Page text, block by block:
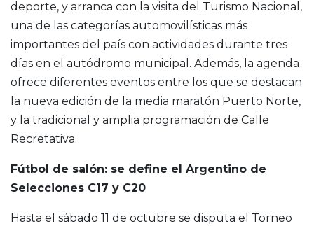
deporte, y arranca con la visita del Turismo Nacional,
una de las categorías automovilísticas más
importantes del país con actividades durante tres
días en el autódromo municipal. Además, la agenda
ofrece diferentes eventos entre los que se destacan
la nueva edición de la media maratón Puerto Norte,
y la tradicional y amplia programación de Calle
Recretativa.
Fútbol de salón: se define el Argentino de
Selecciones C17 y C20
Hasta el sábado 11 de octubre se disputa el Torneo